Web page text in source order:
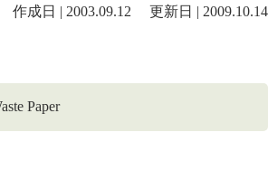
作成日 | 2003.09.12 更新日 | 2009.10.14
Paper